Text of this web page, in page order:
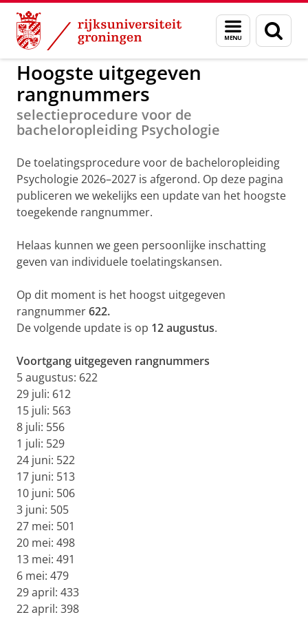
Skip
Content
Skip
Navigation
Menu
en
zoeken
GMW Bachelors
Hoogste uitgegeven
rangnummers
selectieprocedure voor de
bacheloropleiding Psychologie
De toelatingsprocedure voor de bacheloropleiding
Psychologie 2026–2027 is afgerond. Op deze pagina
publiceren we wekelijks een update van het hoogste
toegekende rangnummer.
Helaas kunnen we geen persoonlijke inschatting
geven van individuele toelatingskansen.
Op dit moment is het hoogst uitgegeven
rangnummer622.
De volgende update is op 12 augustus.
Voortgang uitgegeven rangnummers
5 augustus: 622
29 juli: 612
15 juli: 563
8 juli: 556
1 juli: 529
24 juni: 522
17 juni: 513
10 juni: 506
3 juni: 505
27 mei: 501
20 mei: 498
13 mei: 491
6 mei: 479
29 april: 433
22 april: 398